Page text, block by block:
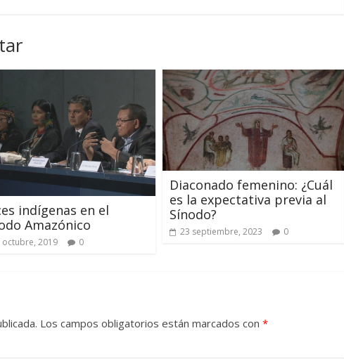
indígenas en el
Amazónico
octubre, 2019 0
Diaconado femenino: ¿Cuál
es la expectativa previa al
Sínodo?
23 septiembre, 2023 0
Los campos obligatorios están marcados con *